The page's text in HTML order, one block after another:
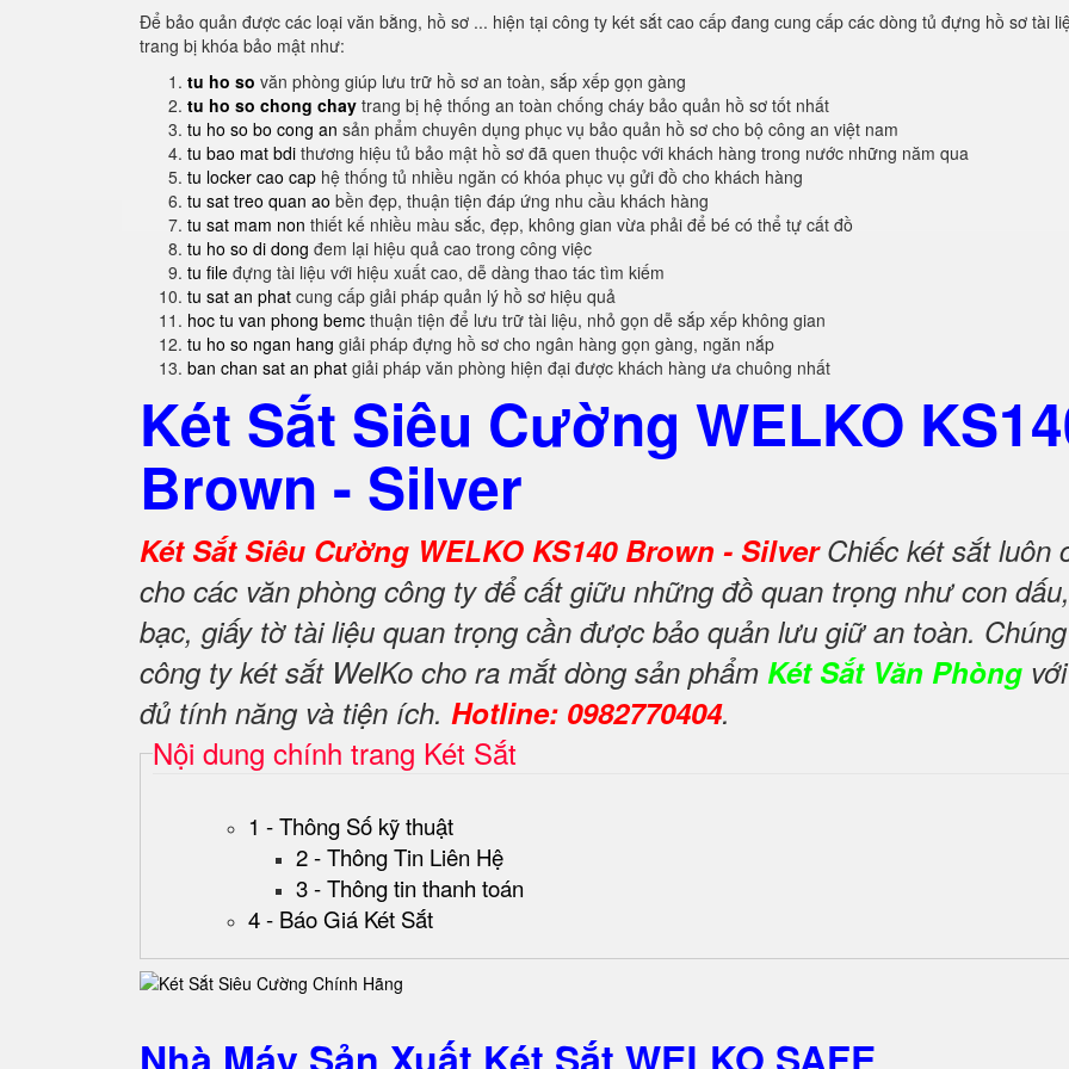
Để bảo quản được các loại văn bằng, hồ sơ ... hiện tại công ty két sắt cao cấp đang cung cấp các dòng tủ đựng hồ sơ tài
trang bị khóa bảo mật như:
tu ho so văn phòng giúp lưu trữ hồ sơ an toàn, sắp xếp gọn gàng
tu ho so chong chay trang bị hệ thống an toàn chống cháy bảo quản hồ sơ tốt nhất
tu ho so bo cong an sản phẩm chuyên dụng phục vụ bảo quản hồ sơ cho bộ công an việt nam
tu bao mat bdi thương hiệu tủ bảo mật hồ sơ đã quen thuộc với khách hàng trong nước những năm qua
tu locker cao cap hệ thống tủ nhiều ngăn có khóa phục vụ gửi đồ cho khách hàng
tu sat treo quan ao bền đẹp, thuận tiện đáp ứng nhu cầu khách hàng
tu sat mam non thiết kế nhiều màu sắc, đẹp, không gian vừa phải để bé có thể tự cất đồ
tu ho so di dong đem lại hiệu quả cao trong công việc
tu file đựng tài liệu với hiệu xuất cao, dễ dàng thao tác tìm kiếm
tu sat an phat cung cấp giải pháp quản lý hồ sơ hiệu quả
hoc tu van phong bemc thuận tiện để lưu trữ tài liệu, nhỏ gọn dễ sắp xếp không gian
tu ho so ngan hang giải pháp đựng hồ sơ cho ngân hàng gọn gàng, ngăn nắp
ban chan sat an phat giải pháp văn phòng hiện đại được khách hàng ưa chuông nhất
Két Sắt Siêu Cường WELKO
Brown - Silver
Két Sắt Siêu Cường WELKO KS140 Brown - SilverChiếc két sắt luôn
cho các văn phòng công ty để cất giữu những đồ quan trọng như con
bạc, giấy tờ tài liệu quan trọng cần được bảo quản lưu giữ an toàn.
công ty két sắt WelKo cho ra mắt dòng sản phẩm Két Sắt Văn Phòng
đủ tính năng và tiện ích. Hotline: 0982770404.
Nội dung chính trang Két Sắt
1 - Thông Số kỹ thuật
2 - Thông Tin Liên Hệ
3 - Thông tin thanh toán
4 - Báo Giá Két Sắt